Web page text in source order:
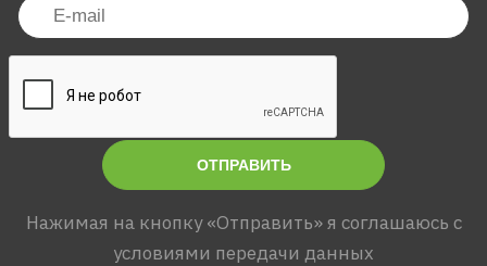
ОТПРАВИТЬ
Нажимая на кнопку «Отправить» я соглашаюсь с
условиями передачи данных